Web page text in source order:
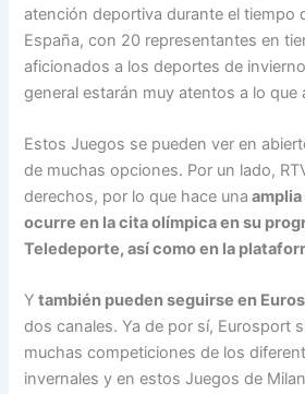
atención deportiva durante el tiempo
España, con 20 representantes en
aficionados a los deportes de
general estarán muy atentos a lo que
Estos Juegos se pueden ver en
de muchas opciones. Por un lado,
derechos, por lo que hace una
ocurre en la cita olímpica en su
Teledeporte, así como en la
Y también pueden seguirse en
dos canales. Ya de por sí, Eurosport
muchas competiciones de los
invernales y en estos Juegos de